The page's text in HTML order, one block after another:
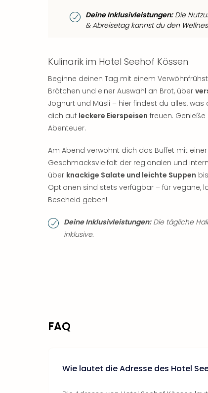
Deine Inklusivleistungen:Die
& Abreisetag kannst du den
Kulinarik im Hotel Seehof Kössen
Beginne deinen Tag mit einem
Brötchen und einer Auswahl an Brot, über
Joghurt und Müsli – hier findest du alles,
dich auf leckere Eierspeisen freuen.
Abenteuer.
Am Abend verwöhnt dich das Buffet mit einer
Geschmacksvielfalt der regionalen und
über knackige Salate und leichte Suppen
Optionen sind stets verfügbar – für vegane,
Bescheid geben!
Deine Inklusivleistungen:Die tägliche
inklusive.
FAQ
Wie lautet die Adresse des Hotel